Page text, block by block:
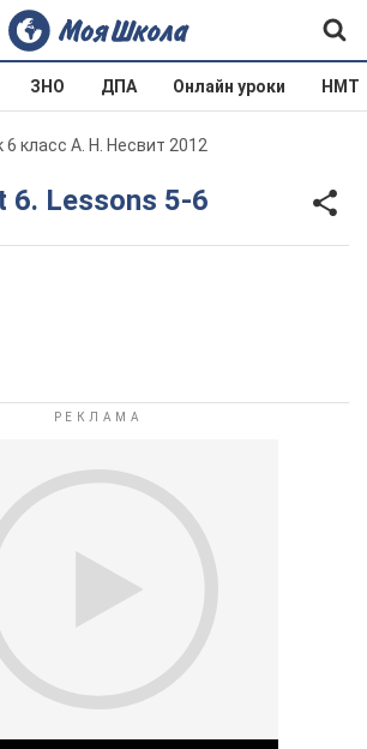
ЗНО ДПА Онлайн уроки НМТ
6 класс А. Н. Несвит 2012
6. Lessons 5-6